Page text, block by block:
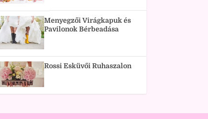
Menyegzői Virágkapuk és
Pavilonok Bérbeadása
Rossi Esküvői Ruhaszalon